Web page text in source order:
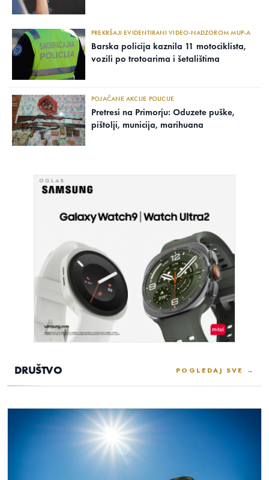
PREKRŠAJI EVIDENTIRANI VIDEO-NADZOROM MUP-A
Barska policija kaznila 11 motociklista,
vozili po trotoarima i šetalištima
POJAČANE AKCIJE POLICIJE
Pretresi na Primorju: Oduzete puške,
pištolji, municija, marihuana
DRUŠTVO POGLEDAJ SVE →